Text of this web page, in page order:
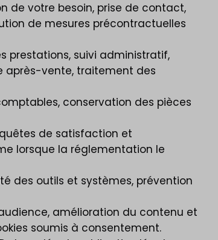
de votre besoin, prise de contact,
de mesures précontractuelles
prestations, suivi administratif,
après-vente, traitement des
conservation des pièces
de satisfaction et
lorsque la réglementation le
des outils et systèmes, prévention
amélioration du contenu et
soumis à consentement.